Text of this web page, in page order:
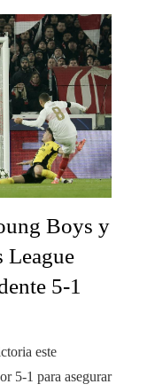
Boys y
League
5-1
este
5-1 para asegurar